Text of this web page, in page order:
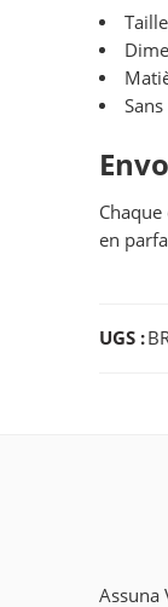
en
UGS :
Assuna